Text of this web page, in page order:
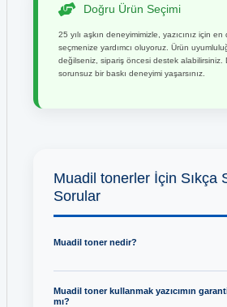
Doğru Ürün Seçimi
25 yılı aşkın deneyimimizle, yazıcınız için
seçmenize yardımcı oluyoruz. Ürün
değilseniz, sipariş öncesi destek alabilirsiniz.
sorunsuz bir baskı deneyimi yaşarsınız.
Muadil tonerler İçin Sıkça
Sorular
Muadil toner nedir?
Muadil toner kullanmak yazıcımın
mı?